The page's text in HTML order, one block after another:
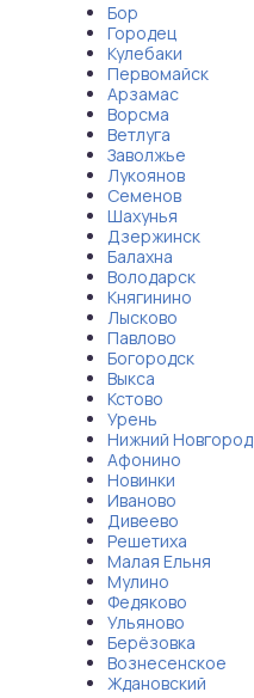
Бор
Городец
Кулебаки
Первомайск
Арзамас
Ворсма
Ветлуга
Заволжье
Лукоянов
Семенов
Шахунья
Дзержинск
Балахна
Володарск
Княгинино
Лысково
Павлово
Богородск
Выкса
Кстово
Урень
Нижний Новгород
Афонино
Новинки
Иваново
Дивеево
Решетиха
Малая Ельня
Мулино
Федяково
Ульяново
Берёзовка
Вознесенское
Ждановский